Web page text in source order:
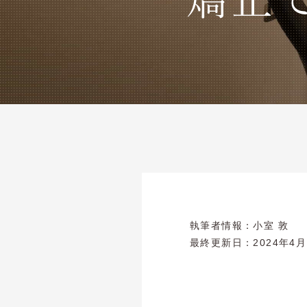
執筆者情報：小室 敦
最終更新日： 2024年4